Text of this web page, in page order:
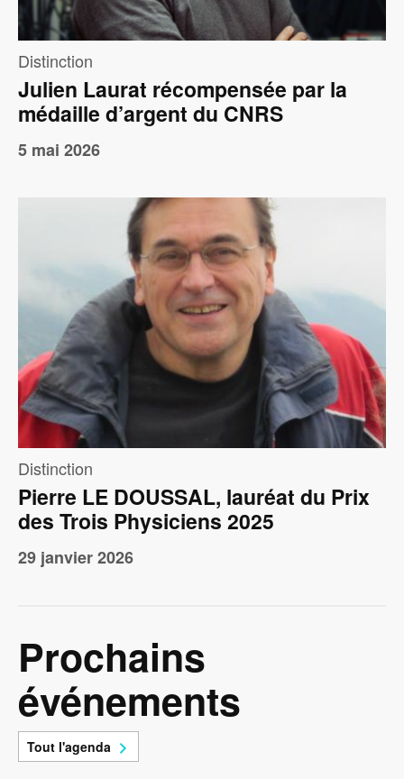
Distinction
Julien Laurat récompensée par la
médaille d’argent du CNRS
5 mai 2026
Image
Distinction
Pierre LE DOUSSAL, lauréat du Prix
des Trois Physiciens 2025
29 janvier 2026
Prochains
événements
Tout l'agenda